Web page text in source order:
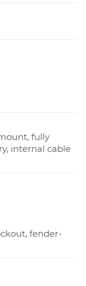
fully
internal cable
fender-